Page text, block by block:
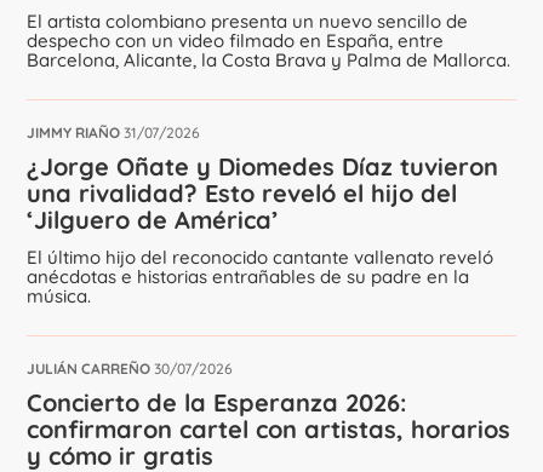
El artista colombiano presenta un nuevo sencillo de
despecho con un video filmado en España, entre
Barcelona, Alicante, la Costa Brava y Palma de Mallorca.
JIMMY RIAÑO 31/07/2026
¿Jorge Oñate y Diomedes Díaz tuvieron
una rivalidad? Esto reveló el hijo del
‘Jilguero de América’
El último hijo del reconocido cantante vallenato reveló
anécdotas e historias entrañables de su padre en la
música.
JULIÁN CARREÑO 30/07/2026
Concierto de la Esperanza 2026:
confirmaron cartel con artistas, horarios
y cómo ir gratis